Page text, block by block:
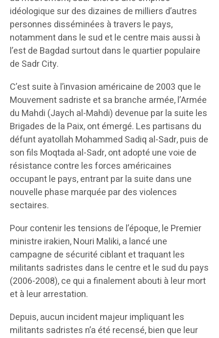
idéologique sur des dizaines de milliers d’autres
personnes disséminées à travers le pays,
notamment dans le sud et le centre mais aussi à
l’est de Bagdad surtout dans le quartier populaire
de Sadr City.
C’est suite à l’invasion américaine de 2003 que le
Mouvement sadriste et sa branche armée, l’Armée
du Mahdi (Jaych al-Mahdi) devenue par la suite les
Brigades de la Paix, ont émergé. Les partisans du
défunt ayatollah Mohammed Sadiq al-Sadr, puis de
son fils Moqtada al-Sadr, ont adopté une voie de
résistance contre les forces américaines
occupant le pays, entrant par la suite dans une
nouvelle phase marquée par des violences
sectaires.
Pour contenir les tensions de l’époque, le Premier
ministre irakien, Nouri Maliki, a lancé une
campagne de sécurité ciblant et traquant les
militants sadristes dans le centre et le sud du pays
(2006-2008), ce qui a finalement abouti à leur mort
et à leur arrestation.
Depuis, aucun incident majeur impliquant les
militants sadristes n’a été recensé, bien que leur